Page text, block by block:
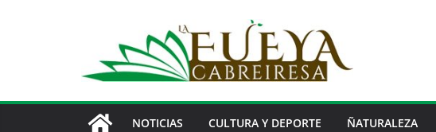
NOTICIAS CULTURA Y DEPORTE ÑATURALEZA